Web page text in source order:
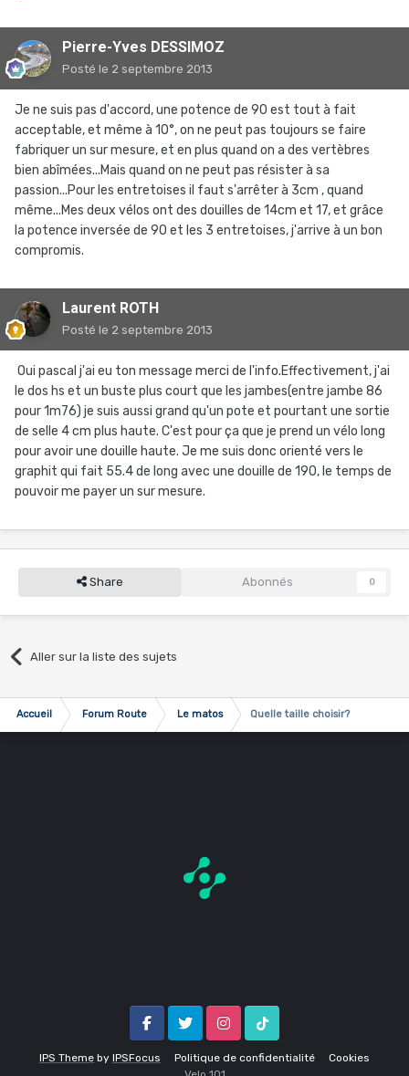
Pierre-Yves DESSIMOZ
Posté le 2 septembre 2013
Je ne suis pas d'accord, une potence de 90 est tout à fait
acceptable, et même à 10°, on ne peut pas toujours se faire
fabriquer un sur mesure, et en plus quand on a des vertèbres
bien abîmées...Mais quand on ne peut pas résister à sa
passion...Pour les entretoises il faut s'arrêter à 3cm , quand
même...Mes deux vélos ont des douilles de 14cm et 17, et grâce
la potence inversée de 90 et les 3 entretoises, j'arrive à un bon
compromis.
Laurent ROTH
Posté le 2 septembre 2013
Oui pascal j'ai eu ton message merci de l'info.Effectivement, j'ai
le dos hs et un buste plus court que les jambes(entre jambe 86
pour 1m76) je suis aussi grand qu'un pote et pourtant une sortie
de selle 4 cm plus haute. C'est pour ça que je prend un vélo long
pour avoir une douille haute. Je me suis donc orienté vers le
graphit qui fait 55.4 de long avec une douille de 190, le temps de
pouvoir me payer un sur mesure.
Share Abonnés 0
Aller sur la liste des sujets
Accueil Forum Route Le matos Quelle taille choisir?
IPS Theme by IPSFocus Politique de confidentialité Cookies
FacebookTwitter InstagramTik Tok